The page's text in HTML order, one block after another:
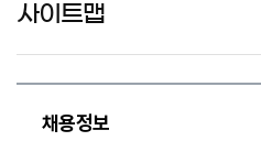
사이트맵
채용정보